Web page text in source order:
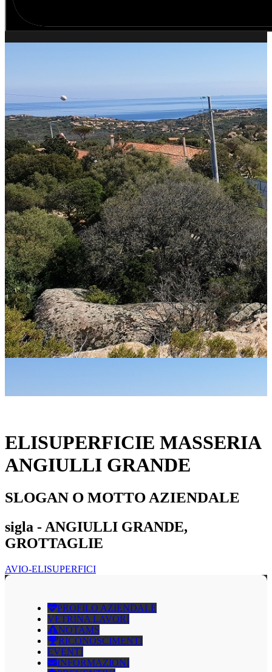
ELISUPERFICIE MASSERIA
ANGIULLI GRANDE
SLOGAN O MOTTO AZIENDALE
sigla - ANGIULLI GRANDE,
GROTTAGLIE
AVIO-ELISUPERFICI
PROFILO AZIENDALE
VETRINA LAVORI
NOTAMS
RICONOSCIMENTI
EVENTI
INFORMAZIONI